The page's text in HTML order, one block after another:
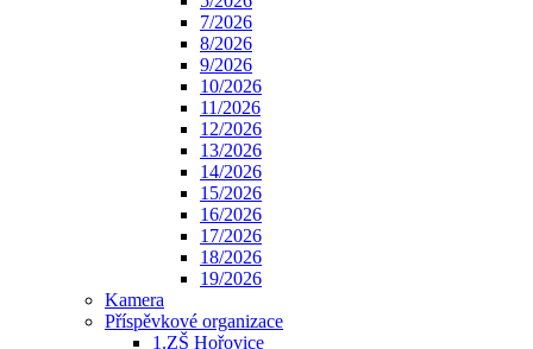
7/2026
8/2026
9/2026
10/2026
11/2026
12/2026
13/2026
14/2026
15/2026
16/2026
17/2026
18/2026
19/2026
Kamera
Příspěvkové organizace
1.ZŠ Hořovice